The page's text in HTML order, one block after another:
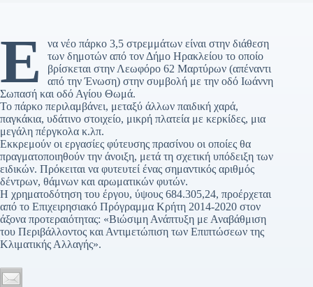
Έ
να νέο πάρκο 3,5 στρεμμάτων είναι στην διάθεση
των δημοτών από τον Δήμο Ηρακλείου το οποίο
βρίσκεται στην Λεωφόρο 62 Μαρτύρων (απέναντι
από την Ένωση) στην συμβολή με την οδό Ιωάννη
Σωπασή και οδό Αγίου Θωμά.
Το πάρκο περιλαμβάνει, μεταξύ άλλων παιδική χαρά,
παγκάκια, υδάτινο στοιχείο, μικρή πλατεία με κερκίδες, μια
μεγάλη πέργκολα κ.λπ.
Εκκρεμούν οι εργασίες φύτευσης πρασίνου οι οποίες θα
πραγματοποιηθούν την άνοιξη, μετά τη σχετική υπόδειξη των
ειδικών. Πρόκειται να φυτευτεί ένας σημαντικός αριθμός
δέντρων, θάμνων και αρωματικών φυτών.
Η χρηματοδότηση του έργου, ύψους 684.305,24, προέρχεται
από το Επιχειρησιακό Πρόγραμμα Κρήτη 2014-2020 στον
άξονα προτεραιότητας: «Βιώσιμη Ανάπτυξη με Αναβάθμιση
του Περιβάλλοντος και Αντιμετώπιση των Επιπτώσεων της
Κλιματικής Αλλαγής».